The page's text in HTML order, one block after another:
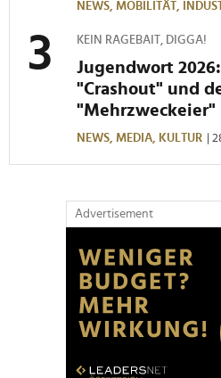
NEWS, MOBILITÄT,
KEIN RAGEBAIT, DIGGA!
Jugendwort
"Crashout" und
"Mehrzweckeier"
NEWS, MEDIA, KULTUR |
Advertisement